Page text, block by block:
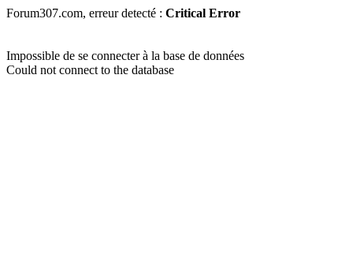
Forum307.com, erreur detecté : Critical Error
Impossible de se connecter à la base de données
Could not connect to the database